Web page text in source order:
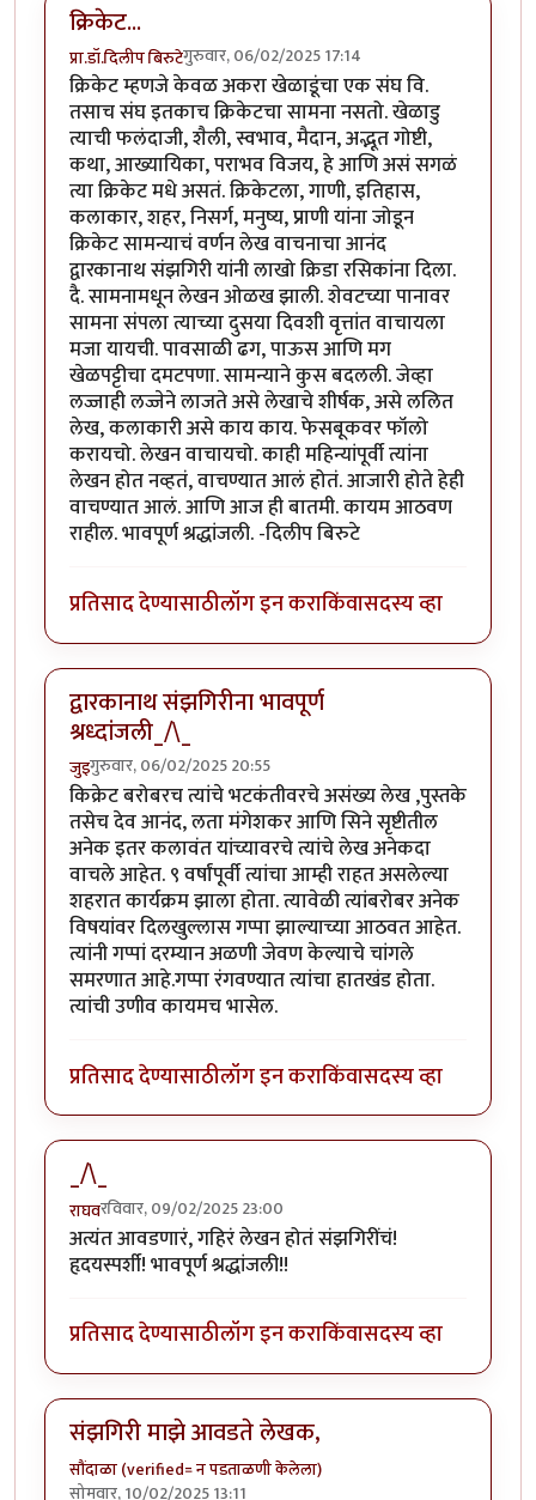
क्रिकेट...
प्रा.डॉ.दिलीप बिरुटेगुरुवार, 06/02/2025 17:14
क्रिकेट म्हणजे केवळ अकरा खेळाडूंचा एक संघ वि.
तसाच संघ इतकाच क्रिकेटचा सामना नसतो. खेळाडु
त्याची फलंदाजी, शैली, स्वभाव, मैदान, अद्भूत गोष्टी,
कथा, आख्यायिका, पराभव विजय, हे आणि असं सगळं
त्या क्रिकेट मधे असतं. क्रिकेटला, गाणी, इतिहास,
कलाकार, शहर, निसर्ग, मनुष्य, प्राणी यांना जोडून
क्रिकेट सामन्याचं वर्णन लेख वाचनाचा आनंद
द्वारकानाथ संझगिरी यांनी लाखो क्रिडा रसिकांना दिला.
दै. सामनामधून लेखन ओळख झाली. शेवटच्या पानावर
सामना संपला त्याच्या दुसया दिवशी वृत्तांत वाचायला
मजा यायची. पावसाळी ढग, पाऊस आणि मग
खेळपट्टीचा दमटपणा. सामन्याने कुस बदलली. जेव्हा
लज्जाही लज्जेने लाजते असे लेखाचे शीर्षक, असे ललित
लेख, कलाकारी असे काय काय. फेसबूकवर फॉलो
करायचो. लेखन वाचायचो. काही महिन्यांपूर्वी त्यांना
लेखन होत नव्हतं, वाचण्यात आलं होतं. आजारी होते हेही
वाचण्यात आलं. आणि आज ही बातमी. कायम आठवण
राहील. भावपूर्ण श्रद्धांजली. -दिलीप बिरुटे
प्रतिसाद देण्यासाठीलॉग इन कराकिंवासदस्य व्हा
द्वारकानाथ संझगिरीना भावपूर्ण
श्रध्दांजली_/\_
जुइगुरुवार, 06/02/2025 20:55
किक्रेट बरोबरच त्यांचे भटकंतीवरचे असंख्य लेख ,पुस्तके
तसेच देव आनंद, लता मंगेशकर आणि सिने सृष्टीतील
अनेक इतर कलावंत यांच्यावरचे त्यांचे लेख अनेकदा
वाचले आहेत. ९ वर्षांपूर्वी त्यांचा आम्ही राहत असलेल्या
शहरात कार्यक्रम झाला होता. त्यावेळी त्यांबरोबर अनेक
विषयांवर दिलखुल्लास गप्पा झाल्याच्या आठवत आहेत.
त्यांनी गप्पां दरम्यान अळणी जेवण केल्याचे चांगले
समरणात आहे.गप्पा रंगवण्यात त्यांचा हातखंड होता.
त्यांची उणीव कायमच भासेल.
प्रतिसाद देण्यासाठीलॉग इन कराकिंवासदस्य व्हा
_/\_
राघवरविवार, 09/02/2025 23:00
अत्यंत आवडणारं, गहिरं लेखन होतं संझगिरींचं!
हृदयस्पर्शी! भावपूर्ण श्रद्धांजली!!
प्रतिसाद देण्यासाठीलॉग इन कराकिंवासदस्य व्हा
संझगिरी माझे आवडते लेखक,
सौंदाळा (verified= न पडताळणी केलेला)
सोमवार, 10/02/2025 13:11